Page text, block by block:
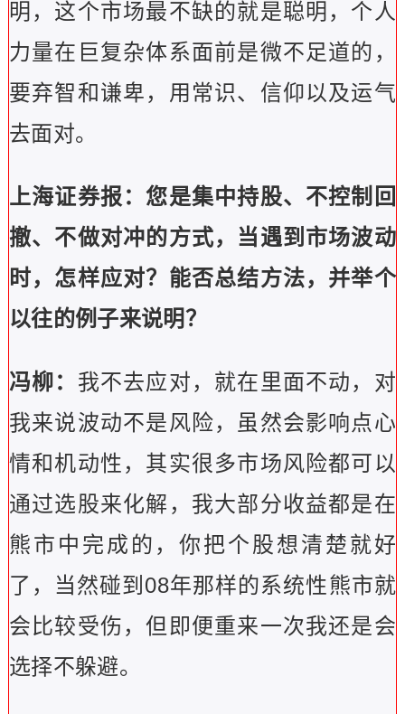
明，这个市场最不缺的就是聪明，个人
力量在巨复杂体系面前是微不足道的，
要弃智和谦卑，用常识、信仰以及运气
去面对。
上海证券报：您是集中持股、不控制回
撤、不做对冲的方式，当遇到市场波动
时，怎样应对？能否总结方法，并举个
以往的例子来说明？
冯柳： 我不去应对，就在里面不动，对
我来说波动不是风险，虽然会影响点心
情和机动性，其实很多市场风险都可以
通过选股来化解，我大部分收益都是在
熊市中完成的，你把个股想清楚就好
了，当然碰到08年那样的系统性熊市就
会比较受伤，但即便重来一次我还是会
选择不躲避。